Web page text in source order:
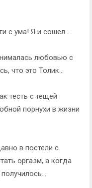
с ума! Я и сошел...
любовью с
что это Толик...
тесть с тещей
порнухи в жизни
в постели с
оргазм, а когда